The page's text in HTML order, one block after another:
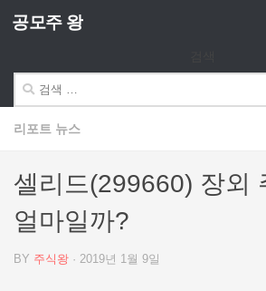
Skip to content
공모주 왕
색:
리포트 뉴스
셀리드(299660) 장외
얼마일까?
BY 주식왕 · 2019년 1월 9일